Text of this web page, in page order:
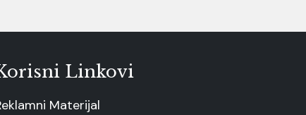
Linkovi
Materijal